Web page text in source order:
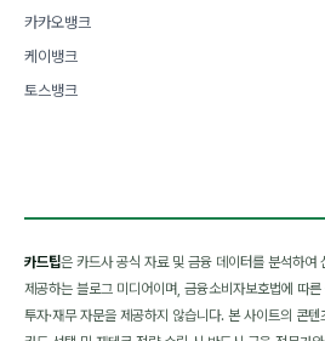
카카오뱅크
케이뱅크
토스뱅크
카드팁은 카드사 공식 자료 및 금융 데이터를 분석하여
제공하는 블로그 미디어이며, 금융소비자보호법에 따
투자·재무 자문을 제공하지 않습니다. 본 사이트의 콘